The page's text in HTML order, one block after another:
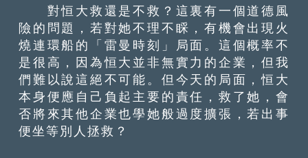
對恒大救還是不救？這裏有一個道德風
險的問題，若對她不理不睬，有機會出現火
燒連環船的「雷曼時刻」局面。這個概率不
是很高，因為恒大並非無實力的企業，但我
們難以說這絕不可能。但今天的局面，恒大
本身便應自己負起主要的責任，救了她，會
否將來其他企業也學她般過度擴張，若出事
便坐等別人拯救？